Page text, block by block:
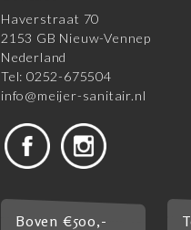
Haverstraat 70
2153 GB Nieuw-Vennep
Nederland
Tel: 0252-675504
info@meijer-sanitair.nl
Boven €500,-